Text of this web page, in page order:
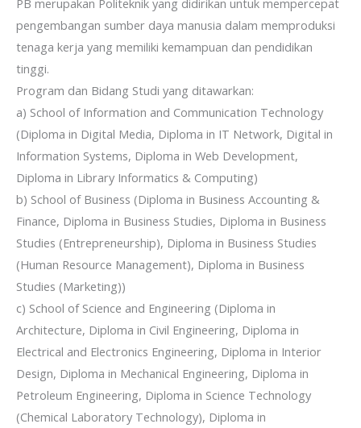
PB merupakan Politeknik yang didirikan untuk mempercepat
pengembangan sumber daya manusia dalam memproduksi
tenaga kerja yang memiliki kemampuan dan pendidikan
tinggi.
Program dan Bidang Studi yang ditawarkan:
a) School of Information and Communication Technology
(Diploma in Digital Media, Diploma in IT Network, Digital in
Information Systems, Diploma in Web Development,
Diploma in Library Informatics & Computing)
b) School of Business (Diploma in Business Accounting &
Finance, Diploma in Business Studies, Diploma in Business
Studies (Entrepreneurship), Diploma in Business Studies
(Human Resource Management), Diploma in Business
Studies (Marketing))
c) School of Science and Engineering (Diploma in
Architecture, Diploma in Civil Engineering, Diploma in
Electrical and Electronics Engineering, Diploma in Interior
Design, Diploma in Mechanical Engineering, Diploma in
Petroleum Engineering, Diploma in Science Technology
(Chemical Laboratory Technology), Diploma in